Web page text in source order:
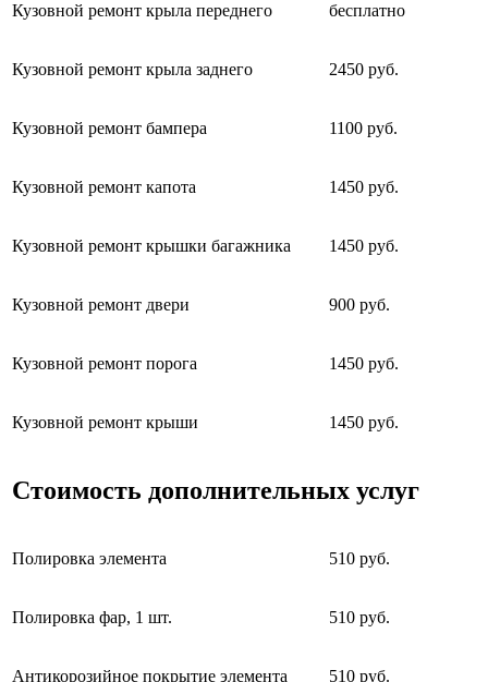
Кузовной ремонт крыла переднего бесплатно
Кузовной ремонт крыла заднего 2450 руб.
Кузовной ремонт бампера 1100 руб.
Кузовной ремонт капота 1450 руб.
Кузовной ремонт крышки багажника 1450 руб.
Кузовной ремонт двери 900 руб.
Кузовной ремонт порога 1450 руб.
Кузовной ремонт крыши 1450 руб.
Стоимость дополнительных услуг
Полировка элемента 510 руб.
Полировка фар, 1 шт. 510 руб.
Антикорозийное покрытие элемента 510 руб.